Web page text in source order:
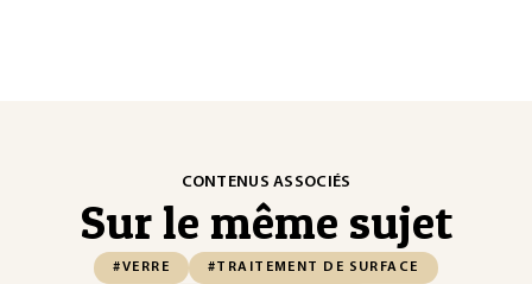
CONTENUS ASSOCIÉS
Sur le même sujet
#VERRE #TRAITEMENT DE SURFACE